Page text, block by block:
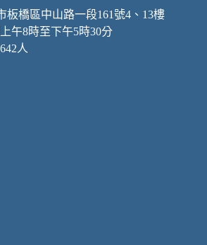
板橋區中山路一段161號4、13樓
午8時至下午5時30分
人